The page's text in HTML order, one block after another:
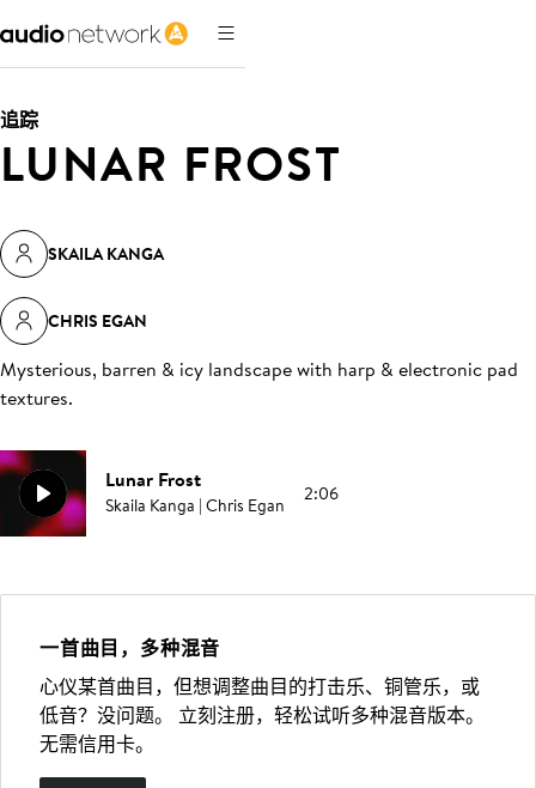
追踪
LUNAR FROST
SKAILA KANGA
CHRIS EGAN
Mysterious, barren & icy landscape with harp & electronic pad
textures.
Lunar Frost
Skaila Kanga | Chris Egan 2:06
一首曲目，多种混音
心仪某首曲目，但想调整曲目的打击乐、铜管乐，或
低音？没问题。 立刻注册，轻松试听多种混音版本。
无需信用卡。